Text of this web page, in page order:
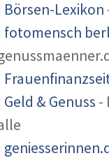
Börsen-Lexikon
fotomensch
Geld & Genuss -